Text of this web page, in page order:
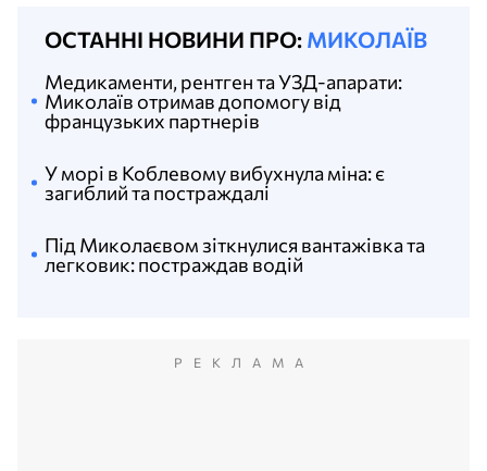
ОСТАННІ НОВИНИ ПРО: МИКОЛАЇВ
Під Миколаєвом зіткнулися вантажівка та
легковик: постраждав водій
У морі в Коблевому вибухнула міна: є
загиблий та постраждалі
Медикаменти, рентген та УЗД-апарати:
Миколаїв отримав допомогу від
французьких партнерів
РЕКЛАМА